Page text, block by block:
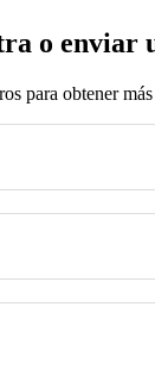
o enviar
para obtener